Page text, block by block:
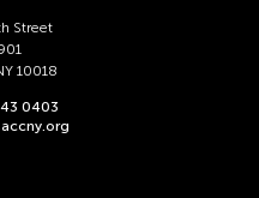
Street
10018
0403